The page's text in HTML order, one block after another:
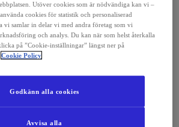
Utöver cookies som är nödvändiga kan vi –
cookies för statistik och personaliserad
vi samlar in delar vi med andra företag som vi
och analys. Du kan när som helst återkalla
på ”Cookie-inställningar” längst ner på
Cookie Policy
Avvisa alla
Godkänn alla cookies